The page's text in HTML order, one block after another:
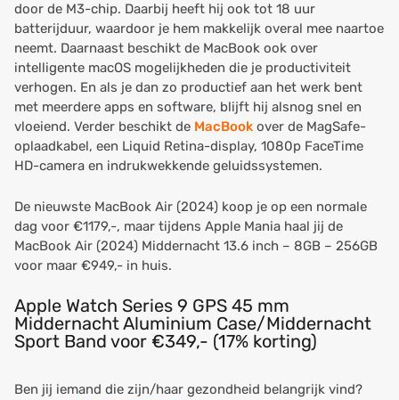
door de M3-chip. Daarbij heeft hij ook tot 18 uur
batterijduur, waardoor je hem makkelijk overal mee naartoe
neemt. Daarnaast beschikt de MacBook ook over
intelligente macOS mogelijkheden die je productiviteit
verhogen. En als je dan zo productief aan het werk bent
met meerdere apps en software, blijft hij alsnog snel en
vloeiend. Verder beschikt de MacBook over de MagSafe-
oplaadkabel, een Liquid Retina-display, 1080p FaceTime
HD-camera en indrukwekkende geluidssystemen.
De nieuwste MacBook Air (2024) koop je op een normale
dag voor €1179,-, maar tijdens Apple Mania haal jij de
MacBook Air (2024) Middernacht 13.6 inch – 8GB – 256GB
voor maar €949,- in huis.
Apple Watch Series 9 GPS 45 mm
Middernacht Aluminium Case/Middernacht
Sport Band voor €349,- (17% korting)
Ben jij iemand die zijn/haar gezondheid belangrijk vind?